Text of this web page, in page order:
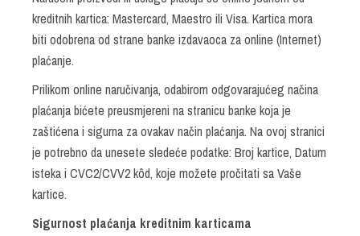
kreditnih kartica: Mastercard, Maestro ili Visa. Kartica mora
biti odobrena od strane banke izdavaoca za online (Internet)
plaćanje.
Prilikom online naručivanja, odabirom odgovarajućeg načina
plaćanja bićete preusmjereni na stranicu banke koja je
zaštićena i sigurna za ovakav način plaćanja. Na ovoj stranici
je potrebno da unesete sledeće podatke: Broj kartice, Datum
isteka i CVC2/CVV2 kôd, koje možete pročitati sa Vaše
kartice.
Sigurnost plaćanja kreditnim karticama